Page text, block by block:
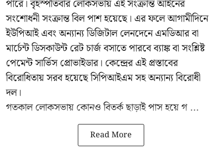
পারে। বৃহস্পতিবার লোকসভায় এই সংক্রান্ত আইনের
সংশোধনী সংক্রান্ত বিল পাশ হয়েছে। এর ফলে আগামীদিনে
ইউপিআই এবং অন্যান্য ডিজিটাল লেনদেনে এমডিআর বা
মার্চেন্ট ডিসকাউন্ট রেট চার্জ বসাতে পারবে ব্যাঙ্ক বা সংশ্লিষ্ট
পেমেন্ট সার্ভিস প্রোভাইডার। কেন্দ্রের এই প্রস্তাবের
বিরোধিতায় সরব হয়েছে সিপিআইএম সহ অন্যান্য বিরোধী
দল।
গতকাল লোকসভায় কোনও বিতর্ক ছাড়াই পাস হয়ে গ ...
Read More